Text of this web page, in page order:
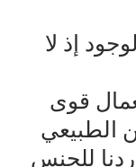
إذ لا
قوى
الطبيعي
للجنس